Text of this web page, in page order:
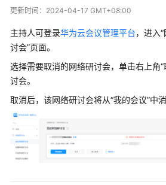
动
服
公
告
产
介
绍
更新时间： 2024-04-17 GMT+08:00
主持人可登录华为云会议管理平台，进入
讨会”页面。
选择需要取消的网络研讨会，单击右上角
讨会。
取消后，该网络研讨会将从“我的会议”中